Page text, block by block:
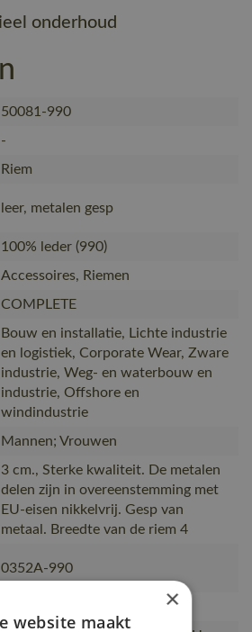
onderhoud
50081-990
-
Riem
leer, metalen gesp
100% leder (990)
Accessoires, Riemen
COMPLETE
Bouw en installatie, Lichte industrie
en logistiek, Corporate Wear, Zware
industrie, Weg- en waterbouw en
industrie, Offshore en
windindustrie
Mannen; Vrouwen
3 cm., Sterke kwaliteit. De metalen
delen zijn in overeenstemming met
EU-eisen nikkelvrij. Gesp van
metaal. Breedte van de riem 4
0352A-990
×
website maakt